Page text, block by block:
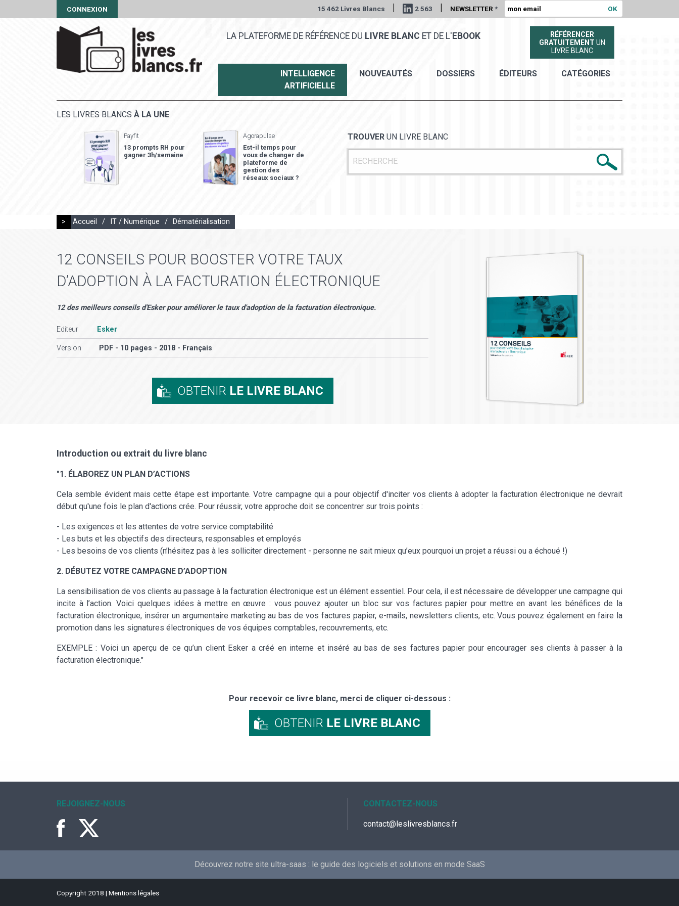
CONNEXION 15 462 Livres Blancs | 2 563 | NEWSLETTER *
LA PLATEFORME DE RÉFÉRENCE DU LIVRE BLANC ET DE L' EBOOK
RÉFÉRENCER
GRATUITEMENT UN
LIVRE BLANC
INTELLIGENCE
ARTIFICIELLE
NOUVEAUTÉS DOSSIERS ÉDITEURS CATÉGORIES
LES LIVRES BLANCS À LA UNE
Payfit
13 prompts RH pour
gagner 3h/semaine
Agorapulse
Est-il temps pour
vous de changer de
plateforme de
gestion des
réseaux sociaux ?
TROUVER UN LIVRE BLANC
> Accueil / IT / Numérique / Dématérialisation
12 CONSEILS POUR BOOSTER VOTRE TAUX
D’ADOPTION À LA FACTURATION ÉLECTRONIQUE
12 des meilleurs conseils d'Esker pour améliorer le taux d'adoption de la facturation électronique.
Editeur Esker
Version PDF - 10 pages - 2018 - Français
OBTENIR LE LIVRE BLANC
Introduction ou extrait du livre blanc
"1. ÉLABOREZ UN PLAN D’ACTIONS
Cela semble évident mais cette étape est importante. Votre campagne qui a pour objectif d'inciter vos clients à adopter la facturation électronique ne devrait
début qu'une fois le plan d'actions crée. Pour réussir, votre approche doit se concentrer sur trois points :
- Les exigences et les attentes de votre service comptabilité
- Les buts et les objectifs des directeurs, responsables et employés
- Les besoins de vos clients (n’hésitez pas à les solliciter directement - personne ne sait mieux qu’eux pourquoi un projet a réussi ou a échoué !)
2. DÉBUTEZ VOTRE CAMPAGNE D’ADOPTION
La sensibilisation de vos clients au passage à la facturation électronique est un élément essentiel. Pour cela, il est nécessaire de développer une campagne qui
incite à l’action. Voici quelques idées à mettre en œuvre : vous pouvez ajouter un bloc sur vos factures papier pour mettre en avant les bénéfices de la
facturation électronique, insérer un argumentaire marketing au bas de vos factures papier, e-mails, newsletters clients, etc. Vous pouvez également en faire la
promotion dans les signatures électroniques de vos équipes comptables, recouvrements, etc.
EXEMPLE : Voici un aperçu de ce qu’un client Esker a créé en interne et inséré au bas de ses factures papier pour encourager ses clients à passer à la
facturation électronique."
Pour recevoir ce livre blanc, merci de cliquer ci-dessous :
OBTENIR LE LIVRE BLANC
REJOIGNEZ-NOUS CONTACTEZ-NOUS
contact@leslivresblancs.fr
Découvrez notre site ultra-saas : le guide des logiciels et solutions en mode SaaS
Copyright 2018 | Mentions légales